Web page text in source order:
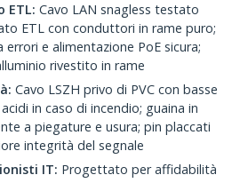
ETL: Cavo LAN snagless testato
ETL con conduttori in rame puro;
e alimentazione PoE sicura;
rivestito in rame
Cavo LSZH privo di PVC con basse
in caso di incendio; guaina in
a piegature e usura; pin placcati
integrità del segnale
IT: Progettato per affidabilità